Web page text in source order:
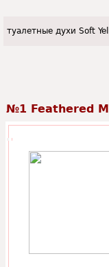
туалетные духи Soft
№1 Feathered